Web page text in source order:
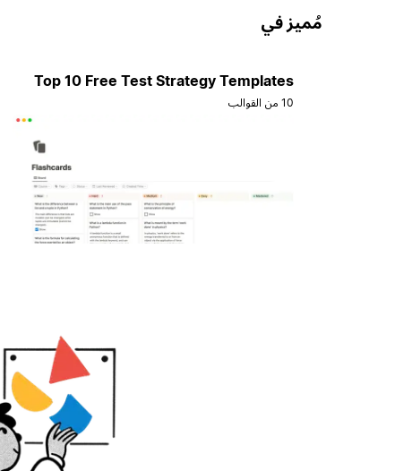
مُميز في
Top 10 Free Test Strategy Templates
10 من القوالب